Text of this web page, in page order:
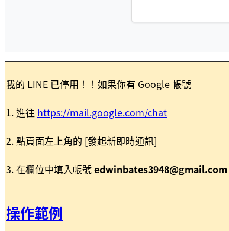
我的 LINE 已停用！！如果你有 Google 帳號
1. 進往 https://mail.google.com/chat
2. 點頁面左上角的 [發起新即時通訊]
3. 在欄位中填入帳號edwinbates3948@gmail.com
操作範例